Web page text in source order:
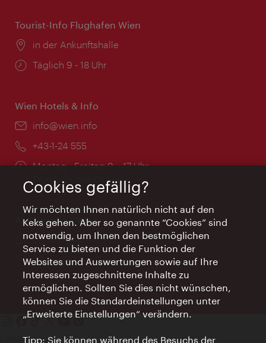
Tourist-Info Flughafen Wien
Ort:
in der Ankunftshalle
Öffnungszeiten:
Täglich 9 - 18 Uhr
Wien Hotels & Info
Email:
info@wien.info
Telefon:
+43-1-24 555
Öffnungszeiten:
Montag - Freitag 9 – 17 Uhr
Feiertags geschlossen
AI Concierge Wien
Ort:
concierge.wien.info
Öffnungszeiten:
Informationen rund um die Uhr
Kontakt
Cookies gefällig?
Wir möchten Ihnen natürlich nicht auf den
Keks gehen. Aber so genannte “Cookies” sind
notwendig, um Ihnen den bestmöglichen
Service zu bieten und die Funktion der
Websites und Auswertungen sowie auf Ihre
Interessen zugeschnittene Inhalte zu
ermöglichen. Sollten Sie dies nicht wünschen,
können Sie die Standardeinstellungen unter
„Erweiterte Einstellungen“ verändern.
Tipp: Sie können während des Besuchs der